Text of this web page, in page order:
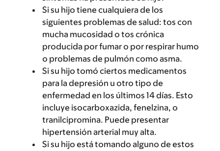
Si su hijo tiene cualquiera de los
siguientes problemas de salud: tos con
mucha mucosidad o tos crónica
producida por fumar o por respirar humo
o problemas de pulmón como asma.
Si su hijo tomó ciertos medicamentos
para la depresión u otro tipo de
enfermedad en los últimos 14 días. Esto
incluye isocarboxazida, fenelzina, o
tranilcipromina. Puede presentar
hipertensión arterial muy alta.
Si su hijo está tomando alguno de estos